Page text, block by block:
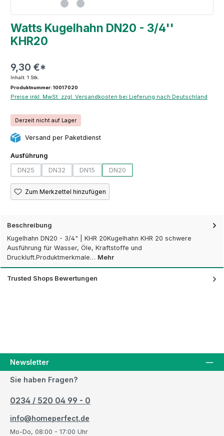
Watts Kugelhahn DN20 - 3/4''
KHR20
9,30 €*
Inhalt: 1 Stk.
Produktnummer: 10017020
Preise inkl. MwSt. zzgl. Versandkosten bei Lieferung nach Deutschland
Derzeit nicht auf Lager
Versand per Paketdienst
Ausführung
DN25
(Diese Option ist zurzeit nicht verfügbar.)
DN32
(Diese Option ist zurzeit nicht verfügbar.)
DN15
(Diese Option ist zurzeit nicht verfügbar.)
DN20
(Diese Option ist zurzeit nicht
Zum Merkzettel hinzufügen
Beschreibung
Kugelhahn DN20 - 3/4" | KHR 20Kugelhahn KHR 20 schwere
Ausführung für Wasser, Öle, Kraftstoffe und
Druckluft.Produktmerkmale… Mehr
Trusted Shops Bewertungen
Newsletter
Sie haben Fragen?
0234 / 520 04 99 - 0
info@homeperfect.de
Mo-Do, 08:00 - 17:00 Uhr